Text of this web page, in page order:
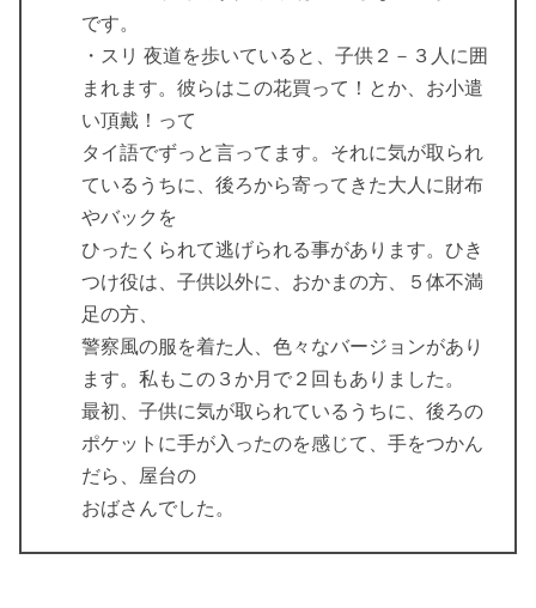
です。
・スリ 夜道を歩いていると、子供２－３人に囲
まれます。彼らはこの花買って！とか、お小遣
い頂戴！って
タイ語でずっと言ってます。それに気が取られ
ているうちに、後ろから寄ってきた大人に財布
やバックを
ひったくられて逃げられる事があります。ひき
つけ役は、子供以外に、おかまの方、５体不満
足の方、
警察風の服を着た人、色々なバージョンがあり
ます。私もこの３か月で２回もありました。
最初、子供に気が取られているうちに、後ろの
ポケットに手が入ったのを感じて、手をつかん
だら、屋台の
おばさんでした。